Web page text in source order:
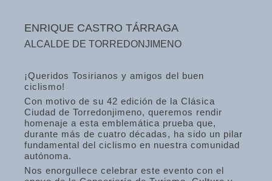
ENRIQUE CASTRO TÁRRAGA
ALCALDE DE TORREDONJIMENO
¡Queridos Tosirianos y amigos del buen
ciclismo!
Con motivo de su 42 edición de la Clásica
Ciudad de Torredonjimeno, queremos rendir
homenaje a esta emblemática prueba que,
durante más de cuatro décadas, ha sido un pilar
fundamental del ciclismo en nuestra comunidad
autónoma.
Nos enorgullece celebrar este evento con el